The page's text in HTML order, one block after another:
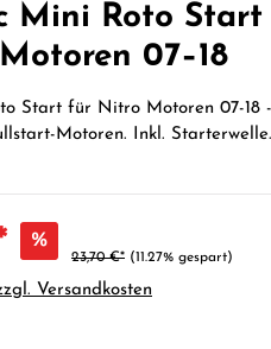
Mini Roto
07–18
Start für Nitro Motoren 07-18
Motoren. Inkl.
%
23,70 €* (11.27% gespart)
Versandkosten